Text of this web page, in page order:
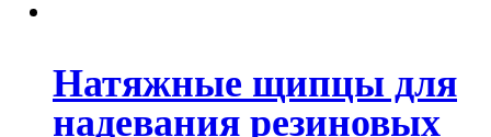
Натяжные щипцы для
надевания резиновых